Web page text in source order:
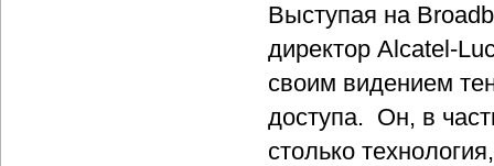
Выступая на
директор Alcatel-
своим видением
доступа. Он, в
столько